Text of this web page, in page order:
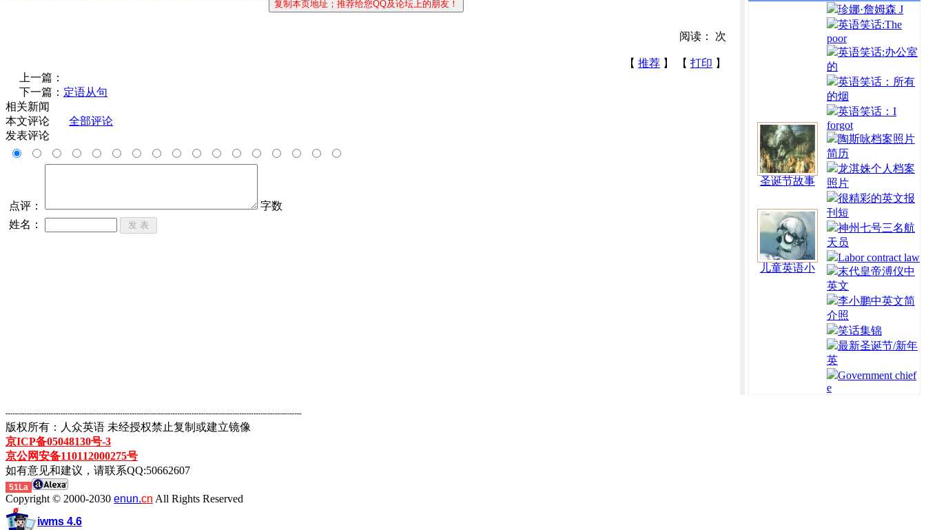
阅读： 次
【 推荐 】 【 打印 】
上一篇：
下一篇： 定语从句
相关新闻
本文评论
全部评论
发表评论
点评：
字数
姓名：
圣诞节故事
儿童英语小
珍娜·詹姆森 J
英语笑话:The
poor
英语笑话:办公室
的
英语笑话：所有
的烟
英语笑话：I
forgot
陶斯咏档案照片
简历
龙淇姝个人档案
照片
很精彩的英文报
刊短
神州七号三名航
天员
Labor contract law
末代皇帝溥仪中
英文
李小鹏中英文简
介照
笑话集锦
最新圣诞节/新年
英
Government chief
e
┈┈┈┈┈┈┈┈┈┈┈┈┈┈┈┈┈┈┈┈┈┈┈┈┈┈┈┈┈┈┈┈┈┈┈┈┈┈┈┈┈┈┈
版权所有：人众英语 未经授权禁止复制或建立镜像
京ICP备05048130号-3
京公网安备110112000275号
如有意见和建议，请联系QQ:50662607
51La
Copyright © 2000-2030 enun.cn All Rights Reserved
iwms 4.6